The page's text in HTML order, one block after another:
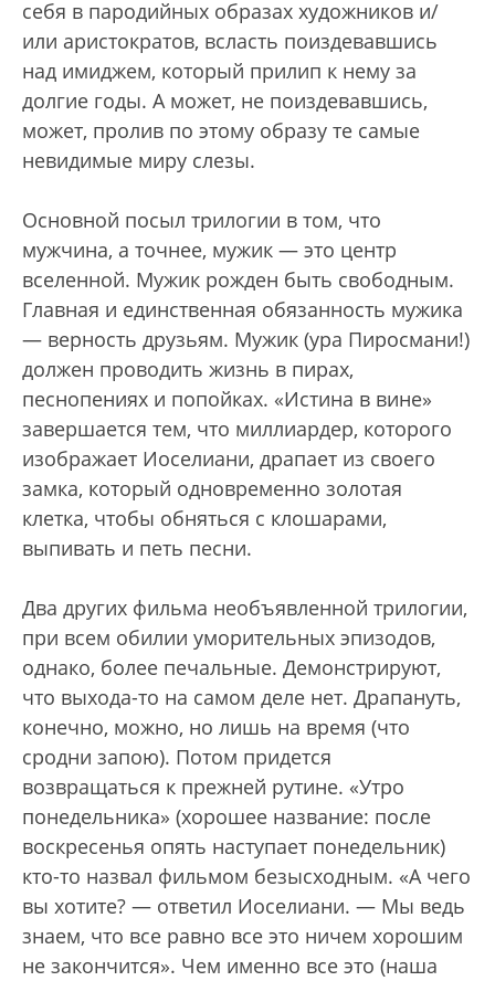
себя в пародийных образах художников и/
или аристократов, всласть поиздевавшись
над имиджем, который прилип к нему за
долгие годы. А может, не поиздевавшись,
может, пролив по этому образу те самые
невидимые миру слезы.
Основной посыл трилогии в том, что
мужчина, а точнее, мужик — это центр
вселенной. Мужик рожден быть свободным.
Главная и единственная обязанность мужика
— верность друзьям. Мужик (ура Пиросмани!)
должен проводить жизнь в пирах,
песнопениях и попойках. «Истина в вине»
завершается тем, что миллиардер, которого
изображает Иоселиани, драпает из своего
замка, который одновременно золотая
клетка, чтобы обняться с клошарами,
выпивать и петь песни.
Два других фильма необъявленной трилогии,
при всем обилии уморительных эпизодов,
однако, более печальные. Демонстрируют,
что выхода-то на самом деле нет. Драпануть,
конечно, можно, но лишь на время (что
сродни запою). Потом придется
возвращаться к прежней рутине. «Утро
понедельника» (хорошее название: после
воскресенья опять наступает понедельник)
кто-то назвал фильмом безысходным. «А чего
вы хотите? — ответил Иоселиани. — Мы ведь
знаем, что все равно все это ничем хорошим
не закончится». Чем именно все это (наша